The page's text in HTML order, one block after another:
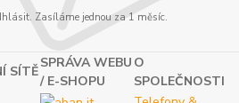
Zasíláme jednou za 1 měsíc.
SÍTĚ
SPRÁVA WEBU
/ E-SHOPU
O
SPOLEČNOSTI